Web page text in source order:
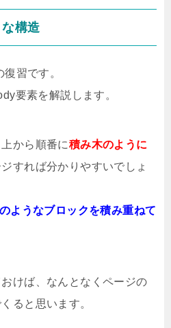
構造
習です。
要素を解説します。
から順番に積み木のように
すれば分かりやすいでしょ
ようなブロックを積み重ねて
けば、なんとなくページの
ると思います。